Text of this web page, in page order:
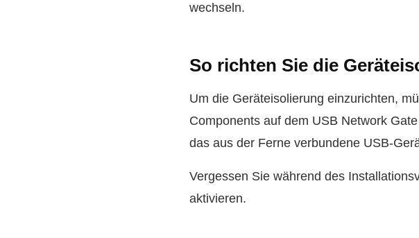
wechseln.
So richten Sie die
Um die Geräteisolierung einzurichten,
Components auf dem USB Network
das aus der Ferne verbundene USB-
Vergessen Sie während des
aktivieren.